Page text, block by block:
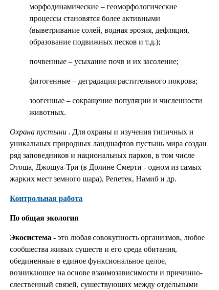
морфодинамические – геоморфологические
процессы становятся более активными
(выветривание солей, водная эрозия, дефляция,
образование подвижных песков и т.д.);
почвенные – усыхание почв и их засоление;
фитогенные – деградация растительного покрова;
зоогенные – сокращение популяции и численности
животных.
Охрана пустыни . Для охраны и изучения типичных и
уникальных природных ландшафтов пустынь мира создан
ряд заповедников и национальных парков, в том числе
Этоша, Джошуа-Три (в Долине Смерти - одном из самых
жарких мест земного шара), Репетек, Намиб и др.
Контрольная работа
По общая экология
Экосистема - это любая совокупность организмов, любое
сообшества живых сушеств и его среда обитания,
обединенные в единое функсиональное целое,
возникаюшее на основе взаимозависимости и причинно-
слественный связей, сушествуюших между отдельными